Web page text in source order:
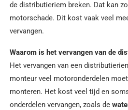
de distributieriem breken. Dat kan
motorschade. Dit kost vaak veel
vervangen.
Waarom is het vervangen van de
Het vervangen van een
monteur veel motoronderdelen
monteren. Het kost veel tijd en
onderdelen vervangen, zoals de